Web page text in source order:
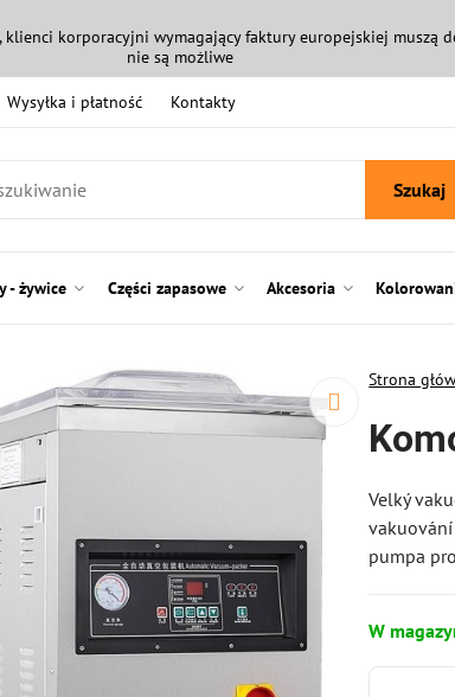
korporacyjni wymagający faktury europejskiej muszą
nie są możliwe
Wysyłka i płatność Kontakty
Szukaj
- żywice Części zapasowe Akcesoria
Strona
Velký
pumpa
W